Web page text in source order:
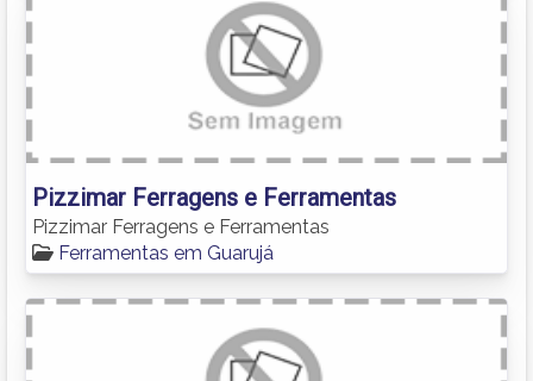
Pizzimar Ferragens e Ferramentas
Pizzimar Ferragens e Ferramentas
Ferramentas em Guarujá